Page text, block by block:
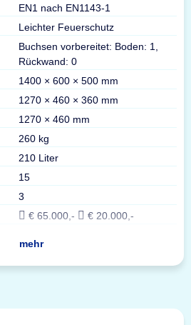
EN1 nach EN1143-1
Leichter Feuerschutz
Buchsen vorbereitet: Boden: 1,
Rückwand: 0
1400 × 600 × 500 mm
1270 × 460 × 360 mm
1270 × 460 mm
260 kg
210 Liter
15
3
€ 65.000,- € 20.000,-
mehr